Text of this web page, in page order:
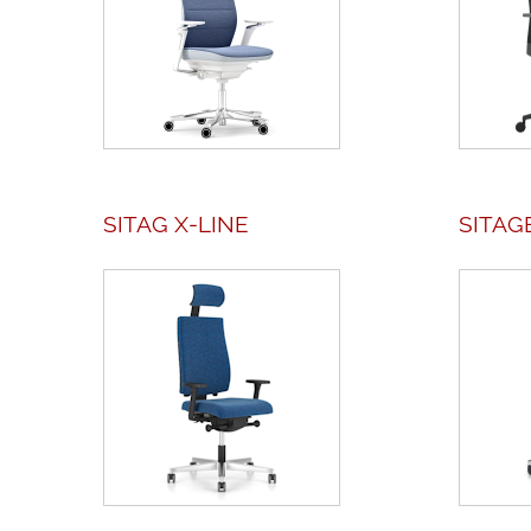
SITAG X-LINE